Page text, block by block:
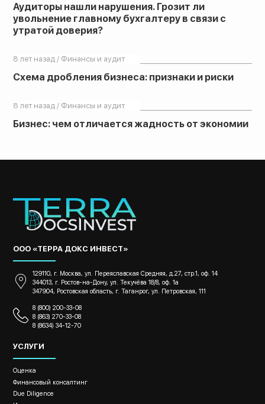
Аудиторы нашли нарушения. Грозит ли
увольнение главному бухгалтеру в связи с
утратой доверия?
8 лет назад / Финансы и аудит
Схема дробления бизнеса: признаки и риски
8 лет назад / Финансы и аудит
Бизнес: чем отличается жадность от экономии
ООО «ТЕРРА ДОКС ИНВЕСТ»
129110, г. Москва, ул. Переяславская Средняя, д.27, стр.1, оф. 14
344013, г. Ростов-на-Дону, ул. Текучёва 18/8, оф. 1а
347904, Ростовская область, г. Таганрог, ул. Петровская, 111
8 (800) 200-33-08
8 (863) 270-33-08
8 (8634) 34-12-70
УСЛУГИ
Оценка
Финансовый консалтинг
Due Diligence